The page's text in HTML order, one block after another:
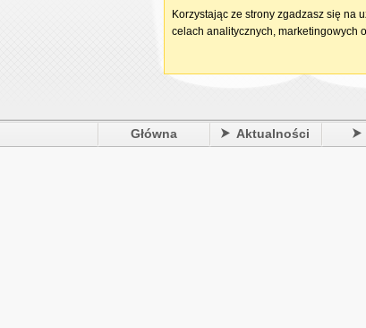
Główna Aktualności
Korzystając ze strony zgadzasz się na
celach analitycznych, marketingowych